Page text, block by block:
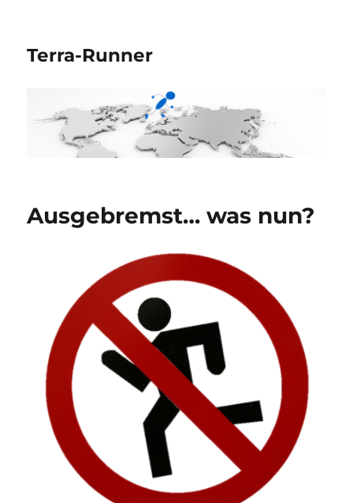
Terra-Runner
Ausgebremst… was nun?